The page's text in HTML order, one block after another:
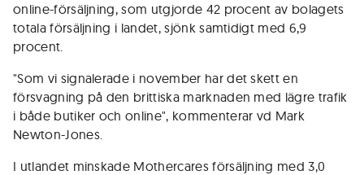
online-försäljning, som utgjorde 42 procent av bolagets
totala försäljning i landet, sjönk samtidigt med 6,9
procent.
"Som vi signalerade i november har det skett en
försvagning på den brittiska marknaden med lägre trafik
i både butiker och online", kommenterar vd Mark
Newton-Jones.
I utlandet minskade Mothercares försäljning med 3,0